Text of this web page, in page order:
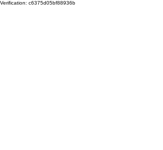
Verification: c6375d05bf88936b